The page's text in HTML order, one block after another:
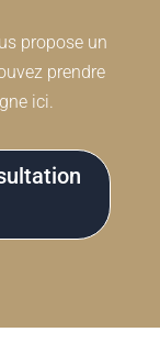
propose un
prendre
ici.